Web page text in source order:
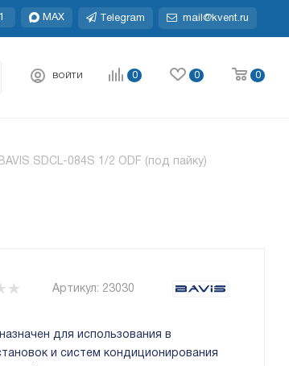
MAX Telegram mail@kvent.ru
ВОЙТИ 0 0 0
SDCL-084S 1/2 ODF (под пайку)
Артикул: 23030
для использования в
и систем кондиционирования